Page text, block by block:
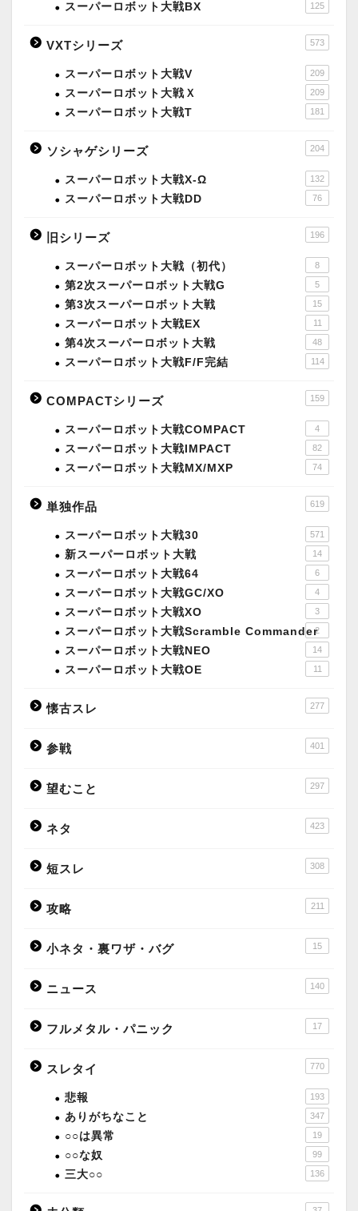
スーパーロボット大戦BX 125
VXTシリーズ 573
スーパーロボット大戦V 209
スーパーロボット大戦Ｘ 209
スーパーロボット大戦T 181
ソシャゲシリーズ 204
スーパーロボット大戦X-Ω 132
スーパーロボット大戦DD 76
旧シリーズ 196
スーパーロボット大戦（初代） 8
第2次スーパーロボット大戦G 5
第3次スーパーロボット大戦 15
スーパーロボット大戦EX 11
第4次スーパーロボット大戦 48
スーパーロボット大戦F/F完結 114
COMPACTシリーズ 159
スーパーロボット大戦COMPACT 4
スーパーロボット大戦IMPACT 82
スーパーロボット大戦MX/MXP 74
単独作品 619
スーパーロボット大戦30 571
新スーパーロボット大戦 14
スーパーロボット大戦64 6
スーパーロボット大戦GC/XO 4
スーパーロボット大戦XO 3
スーパーロボット大戦Scramble Commander2
スーパーロボット大戦NEO 14
スーパーロボット大戦OE 11
懐古スレ 277
参戦 401
望むこと 297
ネタ 423
短スレ 308
攻略 211
小ネタ・裏ワザ・バグ 15
ニュース 140
フルメタル・パニック 17
スレタイ 770
悲報 193
ありがちなこと 347
○○は異常 19
○○な奴 99
三大○○ 136